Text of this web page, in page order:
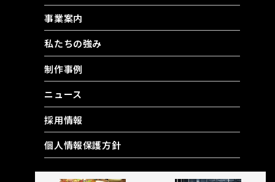
事業案内
私たちの強み
制作事例
ニュース
採用情報
個人情報保護方針